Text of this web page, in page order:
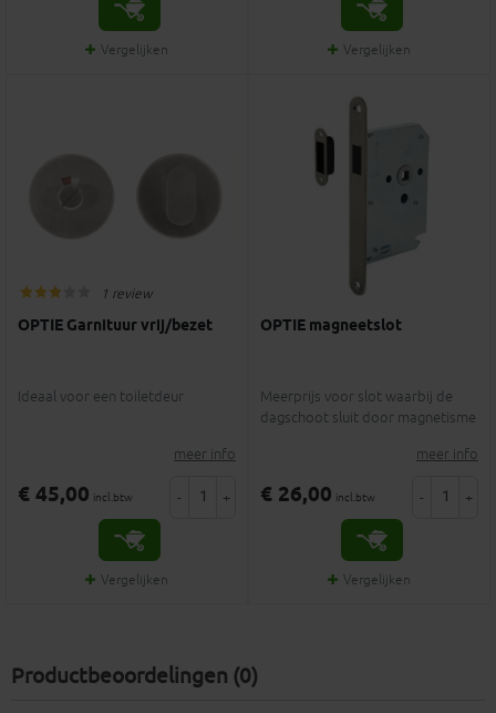
Vergelijken Vergelijken
1 review
OPTIE Garnituur vrij/bezet
Ideaal voor een toiletdeur
meer info
€ 45,00 incl.btw - +
Vergelijken
OPTIE magneetslot
Meerprijs voor slot waarbij de
dagschoot sluit door magnetisme
meer info
€ 26,00 incl.btw - +
Vergelijken
Productbeoordelingen (0)